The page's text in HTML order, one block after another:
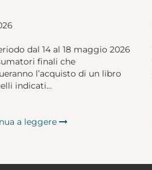
dal 14 al 18 maggio 2026
finali che
l’acquisto di un libro
indicati...
a leggere